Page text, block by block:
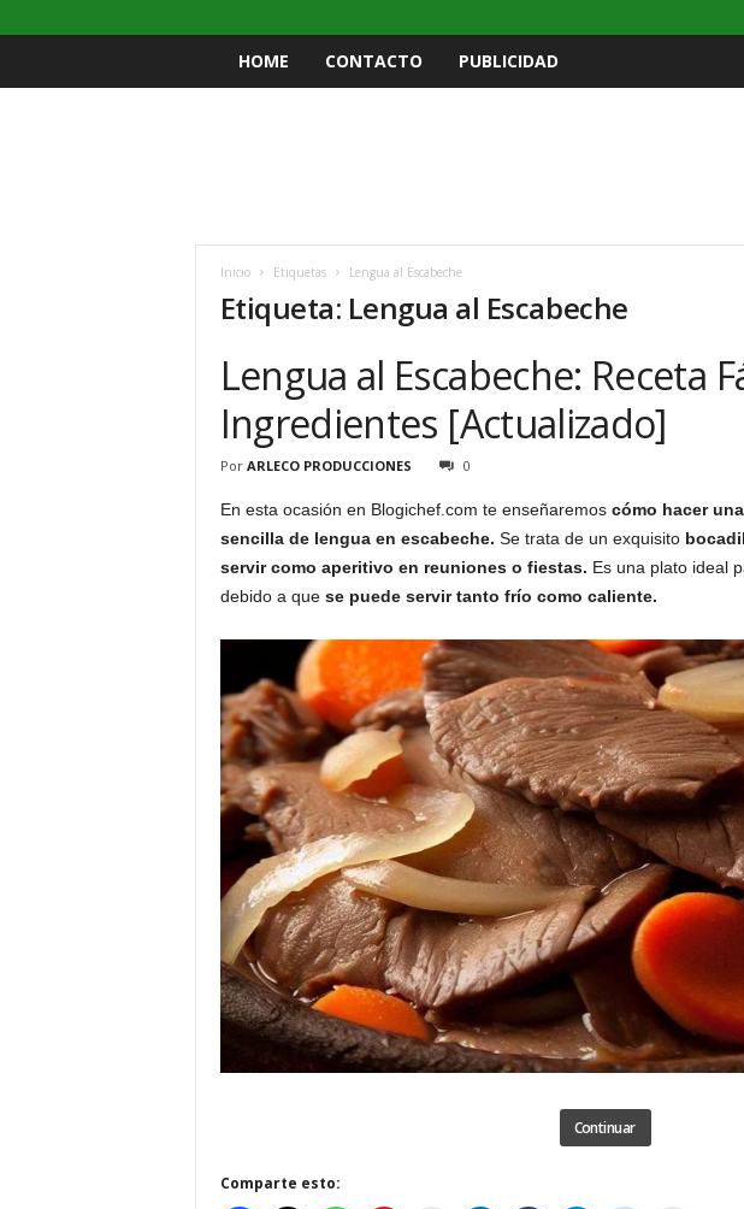
HOME CONTACTO PUBLICIDAD
Inicio Etiquetas Lengua al Escabeche
Etiqueta: Lengua al Escabeche
Lengua al Escabeche: Receta
Ingredientes [Actualizado]
Por ARLECO PRODUCCIONES 0
En esta ocasión en Blogichef.com te enseñaremos cómo hacer
sencilla de lengua en escabeche. Se trata de un exquisito
servir como aperitivo en reuniones o fiestas. Es una plato ideal
debido a que se puede servir tanto frío como caliente.
Continuar
Comparte esto: